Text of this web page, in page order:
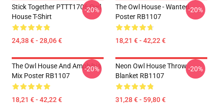
Stick Together PTTT1706 Owl
House T-Shirt
24,38 € - 28,06 €
-20%
The Owl House - Wanted
Poster RB1107
18,21 € - 42,22 €
-20%
The Owl House And Amphibia
Mix Poster RB1107
18,21 € - 42,22 €
-20%
Neon Owl House Throw
Blanket RB1107
31,28 € - 59,80 €
-20%